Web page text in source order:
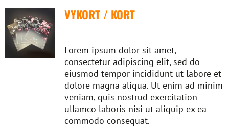
VYKORT / KORT
Lorem ipsum dolor sit amet,
consectetur adipiscing elit, sed do
eiusmod tempor incididunt ut labore et
dolore magna aliqua. Ut enim ad minim
veniam, quis nostrud exercitation
ullamco laboris nisi ut aliquip ex ea
commodo consequat.